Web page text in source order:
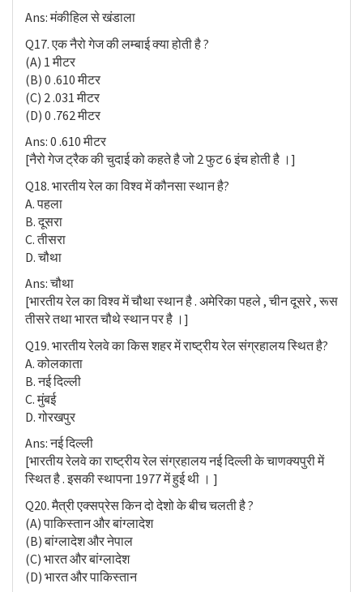
Ans: मंकीहिल से खंडाला
Q17. एक नैरो गेज की लम्बाई क्या होती है ?
(A) 1 मीटर
(B) 0 .610 मीटर
(C) 2 .031 मीटर
(D) 0 .762 मीटर
Ans: 0 .610 मीटर
[नैरो गेज ट्रैक की चुदाई को कहते है जो 2 फुट 6 इंच होती है ।]
Q18. भारतीय रेल का विश्व में कौनसा स्थान है?
A. पहला
B. दूसरा
C. तीसरा
D. चौथा
Ans: चौथा
[भारतीय रेल का विश्व में चौथा स्थान है . अमेरिका पहले , चीन दूसरे , रूस
तीसरे तथा भारत चौथे स्थान पर है ।]
Q19. भारतीय रेलवे का किस शहर में राष्ट्रीय रेल संग्रहालय स्थित है?
A. कोलकाता
B. नई दिल्ली
C. मुंबई
D. गोरखपुर
Ans: नई दिल्ली
[भारतीय रेलवे का राष्ट्रीय रेल संग्रहालय नई दिल्ली के चाणक्यपुरी में
स्थित है . इसकी स्थापना 1977 में हुई थी । ]
Q20. मैत्री एक्सप्रेस किन दो देशो के बीच चलती है ?
(A) पाकिस्तान और बांग्लादेश
(B) बांग्लादेश और नेपाल
(C) भारत और बांग्लादेश
(D) भारत और पाकिस्तान